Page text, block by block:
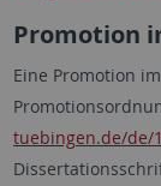
Promotion
Eine Promotion
tuebingen.de/de/